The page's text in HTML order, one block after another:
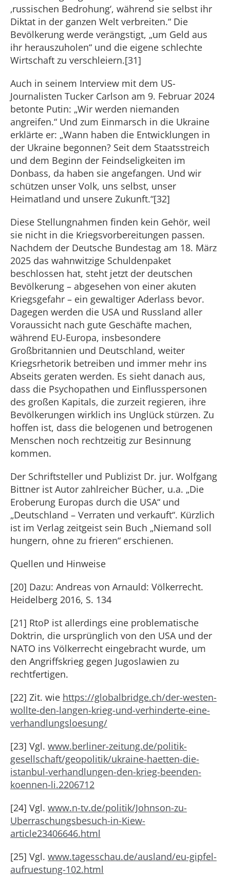
‚russischen Bedrohung‘, während sie selbst ihr
Diktat in der ganzen Welt verbreiten.“ Die
Bevölkerung werde verängstigt, „um Geld aus
ihr herauszuholen“ und die eigene schlechte
Wirtschaft zu verschleiern.[31]
Auch in seinem Interview mit dem US-
Journalisten Tucker Carlson am 9. Februar 2024
betonte Putin: „Wir werden niemanden
angreifen.“ Und zum Einmarsch in die Ukraine
erklärte er: „Wann haben die Entwicklungen in
der Ukraine begonnen? Seit dem Staatsstreich
und dem Beginn der Feindseligkeiten im
Donbass, da haben sie angefangen. Und wir
schützen unser Volk, uns selbst, unser
Heimatland und unsere Zukunft.“[32]
Diese Stellungnahmen finden kein Gehör, weil
sie nicht in die Kriegsvorbereitungen passen.
Nachdem der Deutsche Bundestag am 18. März
2025 das wahnwitzige Schuldenpaket
beschlossen hat, steht jetzt der deutschen
Bevölkerung – abgesehen von einer akuten
Kriegsgefahr – ein gewaltiger Aderlass bevor.
Dagegen werden die USA und Russland aller
Voraussicht nach gute Geschäfte machen,
während EU-Europa, insbesondere
Großbritannien und Deutschland, weiter
Kriegsrhetorik betreiben und immer mehr ins
Abseits geraten werden. Es sieht danach aus,
dass die Psychopathen und Einflusspersonen
des großen Kapitals, die zurzeit regieren, ihre
Bevölkerungen wirklich ins Unglück stürzen. Zu
hoffen ist, dass die belogenen und betrogenen
Menschen noch rechtzeitig zur Besinnung
kommen.
Der Schriftsteller und Publizist Dr. jur. Wolfgang
Bittner ist Autor zahlreicher Bücher, u.a. „Die
Eroberung Europas durch die USA“ und
„Deutschland – Verraten und verkauft“. Kürzlich
ist im Verlag zeitgeist sein Buch „Niemand soll
hungern, ohne zu frieren“ erschienen.
Quellen und Hinweise
[20] Dazu: Andreas von Arnauld: Völkerrecht.
Heidelberg 2016, S. 134
[21] RtoP ist allerdings eine problematische
Doktrin, die ursprünglich von den USA und der
NATO ins Völkerrecht eingebracht wurde, um
den Angriffskrieg gegen Jugoslawien zu
rechtfertigen.
[22] Zit. wie https://globalbridge.ch/der-westen-
wollte-den-langen-krieg-und-verhinderte-eine-
verhandlungsloesung/
[23] Vgl. www.berliner-zeitung.de/politik-
gesellschaft/geopolitik/ukraine-haetten-die-
istanbul-verhandlungen-den-krieg-beenden-
koennen-li.2206712
[24] Vgl. www.n-tv.de/politik/Johnson-zu-
Uberraschungsbesuch-in-Kiew-
article23406646.html
[25] Vgl. www.tagesschau.de/ausland/eu-gipfel-
aufruestung-102.html